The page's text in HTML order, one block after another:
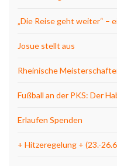
„Die Reise geht weiter“ –
Josue stellt aus
Rheinische
Fußball an der PKS: Der
Erlaufen Spenden
+ Hitzeregelung + (23.-